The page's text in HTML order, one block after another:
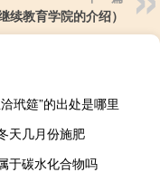
教育学院的介绍）
玳筵”的出处是哪里
天几月份施肥
于碳水化合物吗